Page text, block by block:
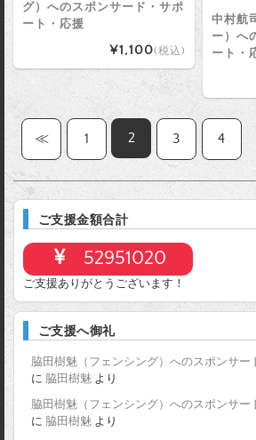
グ）へのスポンサード・サポ
ート・応援
¥1,100(税込)
中村航
ー）へ
ート・
≪ 1 2 3 4
ご支援金額合計
52951020
ご支援ありがとうございます！
ご支援へ御礼
脇田樹魅（フェンシング）へのスポンサー
に 脇田樹魅 より
脇田樹魅（フェンシング）へのスポンサー
に 脇田樹魅 より